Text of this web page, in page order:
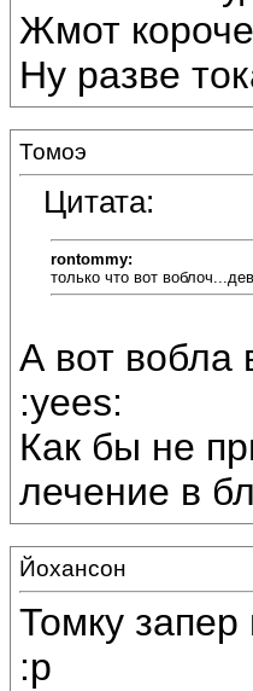
Жмот
Ну разве
Томоэ
Цитата:
rontommy:
только что вот
А вот вобла
:yees:
Как бы не
лечение в
Йохансон
Томку
:p